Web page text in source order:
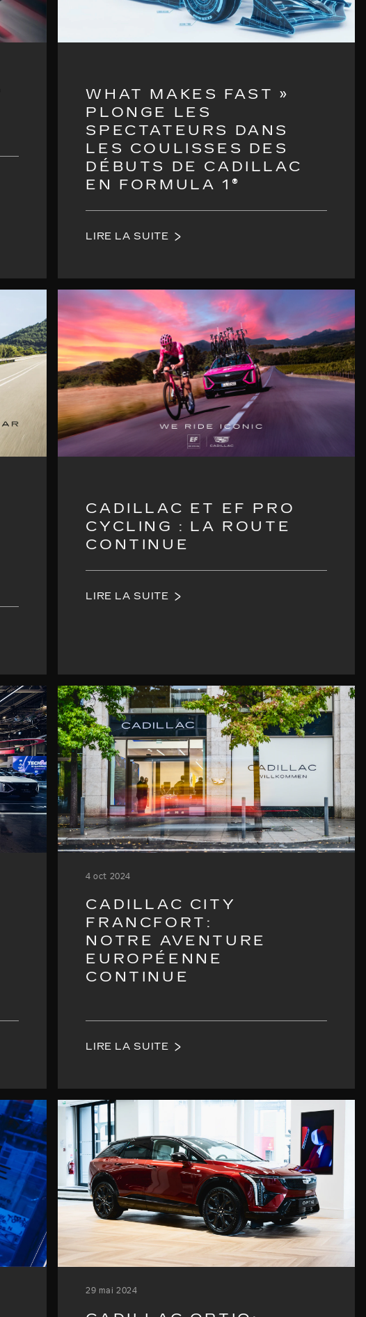
WHAT MAKES FAST »
PLONGE LES
SPECTATEURS DANS
LES COULISSES DES
DÉBUTS DE CADILLAC
EN FORMULA 1®
LIRE LA SUITE
CADILLAC ET EF PRO
CYCLING : LA ROUTE
CONTINUE
LIRE LA SUITE
4 oct 2024
CADILLAC CITY
FRANCFORT:
NOTRE AVENTURE
EUROPÉENNE
CONTINUE
LIRE LA SUITE
29 mai 2024